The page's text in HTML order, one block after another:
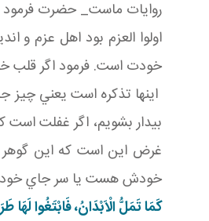
روايات ماست_ حضرت
اولوا العزم بود اهل عزم و
خودت است. فرمود اگر قلب
اينها تذکره است يعني چيز
بيدار بشويم، اگر غفلت
غرض اين است که اين گوهر
خودش هست يا سر جاي خودش
كَمَا تَمَلُّ الْاَبْدَانُ، فَابْتَغُوا لَهَا